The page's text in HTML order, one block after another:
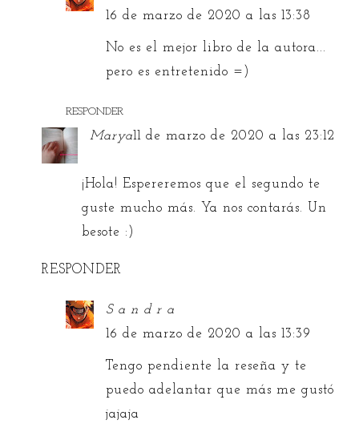
16 de marzo de 2020 a las 13:38
No es el mejor libro de la autora...
pero es entretenido =)
RESPONDER
Marya11 de marzo de 2020 a las 23:12
¡Hola! Espereremos que el segundo te
guste mucho más. Ya nos contarás. Un
besote :)
RESPONDER
S a n d r a
16 de marzo de 2020 a las 13:39
Tengo pendiente la reseña y te
puedo adelantar que más me gustó
jajaja